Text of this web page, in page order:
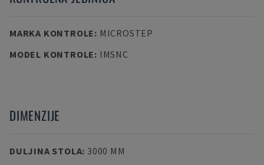
MARKA KONTROLE: MICROSTEP
MODEL KONTROLE: IMSNC
DIMENZIJE
DULJINA STOLA: 3000 MM